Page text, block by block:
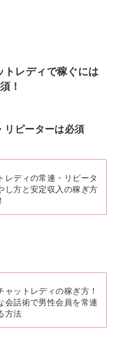
トレディで稼ぐには
！
リピーターは必須
レディの常連・リピータ
し方と安定収入の稼ぎ方
ャットレディの稼ぎ方！
会話術で男性会員を常連
方法